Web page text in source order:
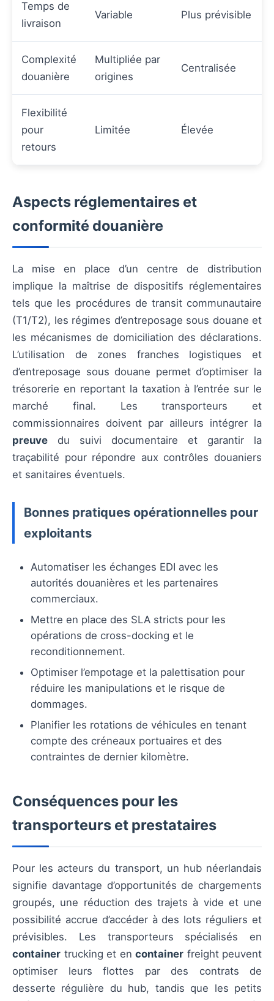
Temps de
livraison
Variable Plus prévisible
Complexité
douanière
Multipliée par
origines
Centralisée
Flexibilité
pour
retours
Limitée Élevée
Aspects réglementaires et
conformité douanière
La mise en place d’un centre de distribution
implique la maîtrise de dispositifs réglementaires
tels que les procédures de transit communautaire
(T1/T2), les régimes d’entreposage sous douane et
les mécanismes de domiciliation des déclarations.
L’utilisation de zones franches logistiques et
d’entreposage sous douane permet d’optimiser la
trésorerie en reportant la taxation à l’entrée sur le
marché final. Les transporteurs et
commissionnaires doivent par ailleurs intégrer la
preuve du suivi documentaire et garantir la
traçabilité pour répondre aux contrôles douaniers
et sanitaires éventuels.
Bonnes pratiques opérationnelles pour
exploitants
Automatiser les échanges EDI avec les
autorités douanières et les partenaires
commerciaux.
Mettre en place des SLA stricts pour les
opérations de cross-docking et le
reconditionnement.
Optimiser l’empotage et la palettisation pour
réduire les manipulations et le risque de
dommages.
Planifier les rotations de véhicules en tenant
compte des créneaux portuaires et des
contraintes de dernier kilomètre.
Conséquences pour les
transporteurs et prestataires
Pour les acteurs du transport, un hub néerlandais
signifie davantage d’opportunités de chargements
groupés, une réduction des trajets à vide et une
possibilité accrue d’accéder à des lots réguliers et
prévisibles. Les transporteurs spécialisés en
container trucking et en container freight peuvent
optimiser leurs flottes par des contrats de
desserte régulière du hub, tandis que les petits